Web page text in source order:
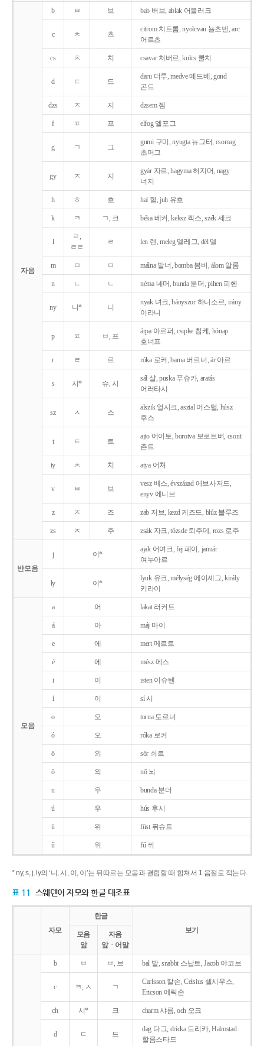
자음
b ㅂ 브 bab 버브, ablak 어블러크
c ㅊ 츠
citrom 치트롬, nyolcvan 뇰츠번, arc
어르츠
cs ㅊ 치 csavar 처버르, kulcs 쿨치
d ㄷ 드
daru 더루, medve 메드베, gond
곤드
dzs ㅈ 지 dzsem 젬
f ㅍ 프 elfog 엘포그
g ㄱ 그
gumi 구미, nyugta 뉴그터, csomag
초머그
gy ㅈ 지
gyár 자르, hagyma 허지머, nagy
너지
h ㅎ 흐 hal 헐, juh 유흐
k ㅋ ㄱ, 크 béka 베커, keksz 켁스, szék 세크
l
ㄹ,
ㄹㄹ
ㄹ len 렌, meleg 멜레그, dél 델
m ㅁ ㅁ málna 말너, bomba 봄버, álom 알롬
n ㄴ ㄴ néma 네머, bunda 분더, pihen 피헨
ny 니* 니
nyak 녀크, hányszor 하니소르, irány
이라니
p ㅍ ㅂ, 프
árpa 아르퍼, csipke 칩케, hónap
호너프
r ㄹ 르 róka 로커, barna 버르너, ár 아르
s 시* 슈, 시
sál 샬, puska 푸슈카, aratás
어러타시
sz ㅅ 스
alszik 얼시크, asztal 어스털, húsz
후스
t ㅌ 트
ajto 어이토, borotva 보로트버, csont
촌트
ty ㅊ 치 atya 어처
v ㅂ 브
vesz 베스, évszázad 에브사저드,
enyv 에니브
z ㅈ 즈 zab 저브, kezd 케즈드, blúz 블루즈
zs ㅈ 주 zsák 자크, tőzsde 퇴주데, rozs 로주
반모음
j 이*
ajak 어여크, fej 페이, január
여누아르
ly 이*
lyuk 유크, mélység 메이셰그, király
키라이
모음
a 어 lakat 러커트
á 아 máj 마이
e 에 mert 메르트
é 에 mész 메스
i 이 isten 이슈텐
í 이 sí 시
o 오 torna 토르너
ó 오 róka 로커
ö 외 sör 쇠르
ő 외 nő 뇌
u 우 bunda 분더
ú 우 hús 후시
ü 위 füst 퓌슈트
ű 위 fű 퓌
* ny, s, j, ly의 ‘니, 시, 이, 이’는 뒤따르는 모음과 결합할 때 합쳐서 1 음절로 적는다.
표 11 스웨덴어 자모와 한글 대조표
자모
한글
보기
모음
앞
자음
앞ㆍ어말
b ㅂ ㅂ, 브 bal 발, snabbt 스납트, Jacob 야코브
c ㅋ, ㅅ ㄱ
Carlsson 칼손, Celsius 셀시우스,
Ericson 에릭손
ch 시* 크 charm 샤름, och 오크
d ㄷ 드
dag 다그, dricka 드리카, Halmstad
할름스타드